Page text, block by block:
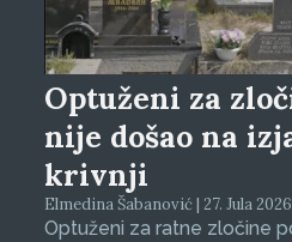
Optuženi za
nije došao na
krivnji
Elmedina Šabanović | 27. Jula 2026
Optuženi za ratne zločine